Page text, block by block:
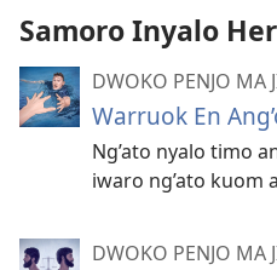
Samoro Inyalo
DWOKO PENJO MA
Warruok En
Ng’ato nyalo timo
iwaro ng’ato kuom
DWOKO PENJO MA